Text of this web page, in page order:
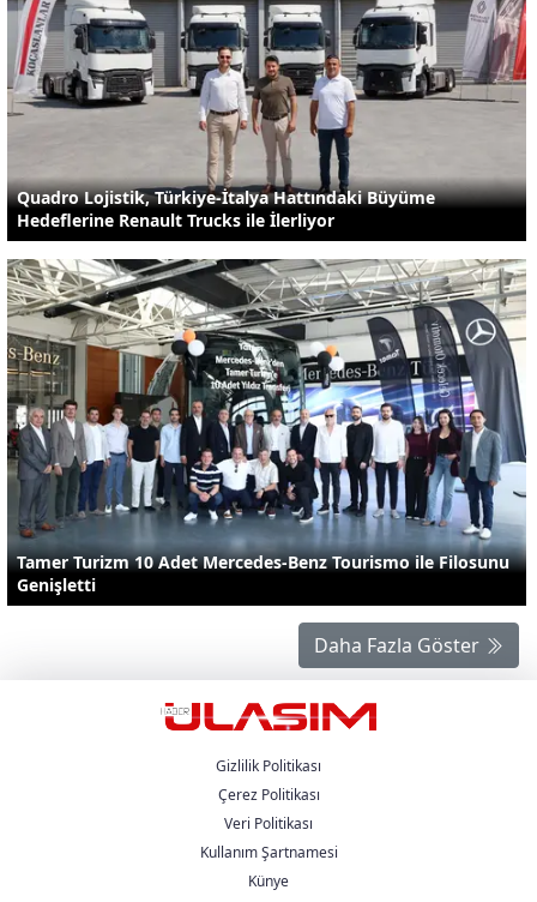
Quadro Lojistik, Türkiye-İtalya Hattındaki Büyüme
Hedeflerine Renault Trucks ile İlerliyor
Tamer Turizm 10 Adet Mercedes-Benz Tourismo ile Filosunu
Genişletti
Daha Fazla Göster
Gizlilik Politikası
Çerez Politikası
Veri Politikası
Kullanım Şartnamesi
Künye